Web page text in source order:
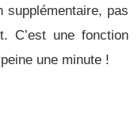
supplémentaire, pas
C’est une fonction
une minute !